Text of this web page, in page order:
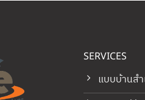
SERVICES
แบบบ้านส